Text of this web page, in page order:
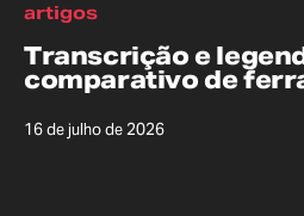
Transcrição e
comparativo de
16 de julho de 2026
artigos